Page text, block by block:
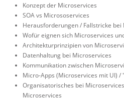
Konzept der Microservices
SOA vs Micrososervices
Herausforderungen / Fallstricke bei
Wofür eignen sich Microservices
Architekturprinzipien von
Datenhaltung bei Microservices
Kommunikation zwischen
Micro-Apps (Microservices mit UI) /
Organisatorisches bei
Microservices